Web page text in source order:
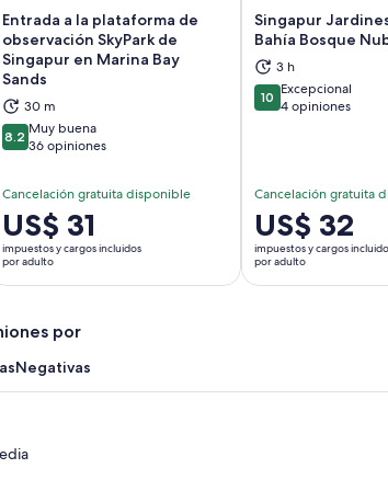
pestaña
Entrada a la plataforma de
observación SkyPark de
Singapur en Marina Bay
Sands
30 m
8.28.2 de 10
Muy buena
36 opiniones
Cancelación gratuita disponible
El
precio
es
de
por
US$ 31
impuestos y cargos incluidos
por adulto
Se abrirá en una nueva pestaña
Singapur
Bahía Bosque
3 h
1010 de 10
Excepcional
4 opiniones
Cancelación gratuita
El
precio
es
de
US$ 32
impuestos y cargos
por adulto
por
Negativas